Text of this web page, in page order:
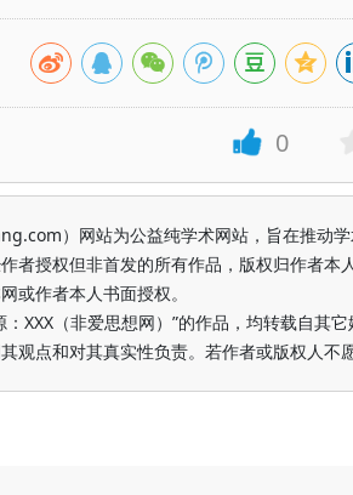
0
）网站为公益纯学术网站，旨在推动学
者授权但非首发的所有作品，版权归作者本
或作者本人书面授权。
：XXX（非爱思想网）”的作品，均转载自其
观点和对其真实性负责。若作者或版权人不